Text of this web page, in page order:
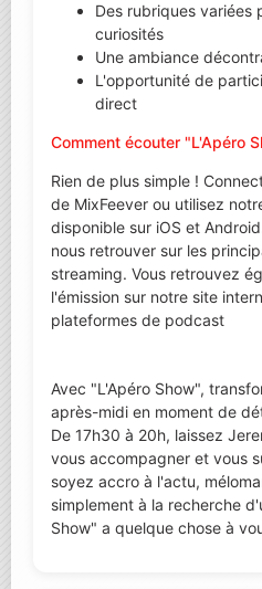
Des rubriques variées
curiosités
Une ambiance
L'opportunité de
direct
Comment écouter "L'Apéro
Rien de plus simple !
de MixFeever ou utilisez
disponible sur iOS et
nous retrouver sur les
streaming. Vous retrouvez
l'émission sur notre site
plateformes de podcast
Avec "L'Apéro Show",
après-midi en moment de
De 17h30 à 20h, laissez
vous accompagner et vous
soyez accro à l'actu,
simplement à la recherche
Show" a quelque chose à